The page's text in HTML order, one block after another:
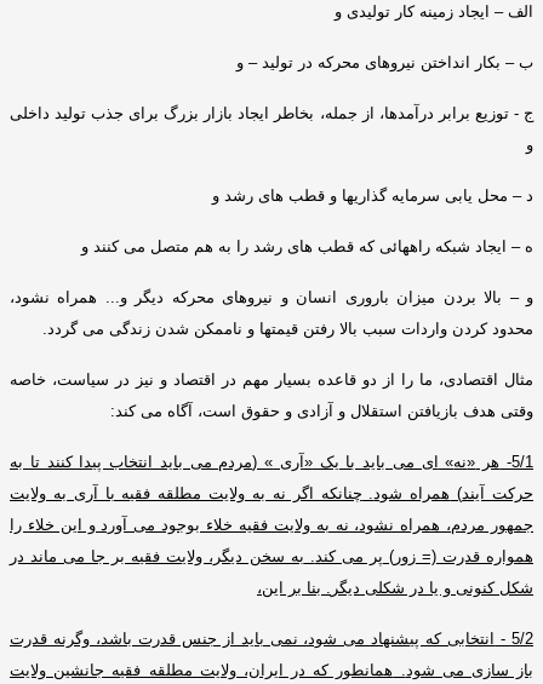
الف – ایجاد زمینه کار تولیدی و
ب – بکار انداختن نیروهای محرکه در تولید – و
ج-توزیع برابر درآمدها، از جمله، بخاطر ایجاد بازار بزرگ برای جذب تولید داخلی
و
د – محل یابی سرمایه گذاریها و قطب های رشد و
ه – ایجاد شبکه راههائی که قطب های رشد را به هم متصل می کنند و
و – بالا بردن میزان باروری انسان و نیروهای محرکه دیگر و
همراه نشود،
محدود کردن واردات سبب بالا رفتن قیمتها و ناممکن شدن زندگی می گردد
مثال اقتصادی، ما را از دو قاعده بسیار مهم در اقتصاد و نیز در سیاست، خاصه
وقتی هدف بازیافتن استقلال و آزادی و حقوق است، آگاه می کند :
5/1- هر «نه» ای می باید با یک«آری » (مردم می باید انتخاب پیدا کنند تا به
حرکت آیند) همراه شود
چنانکه اگر نه به ولایت مطلقه فقیه با آری به ولایت
جمهور مردم، همراه نشود، نه به ولایت فقیه خلاء بوجود می آورد و این خلاء را
همواره قدرت(=زور) پر می کند
به سخن دیگر، ولایت فقیه بر جا می ماند در
شکل کنونی و یا در شکلی دیگر
بنا بر این،
5/2 -
انتخابی که پیشنهاد می شود، نمی باید از جنس قدرت باشد، وگرنه قدرت
باز سازی می شود
همانطور که در ایران، ولایت مطلقه فقیه جانشین ولایت